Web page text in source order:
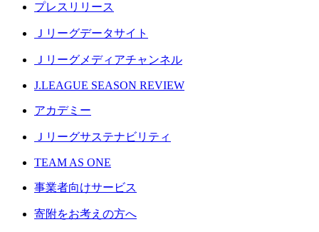
プレスリリース
Ｊリーグデータサイト
Ｊリーグメディアチャンネル
J.LEAGUE SEASON REVIEW
アカデミー
Ｊリーグサステナビリティ
TEAM AS ONE
事業者向けサービス
寄附をお考えの方へ